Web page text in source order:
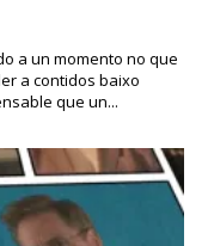
a un momento no que
a contidos baixo
que un...